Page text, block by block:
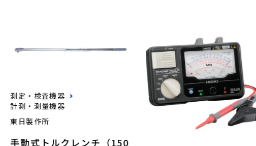
測定・検査機器
計測・測量機器
東日製作所
手動式トルクレンチ（150